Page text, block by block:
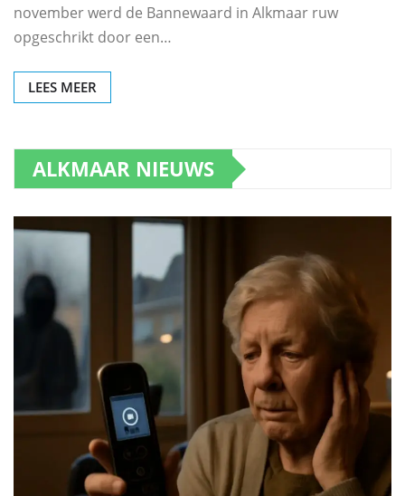
november werd de Bannewaard in Alkmaar ruw
opgeschrikt door een…
LEES MEER
ALKMAAR NIEUWS